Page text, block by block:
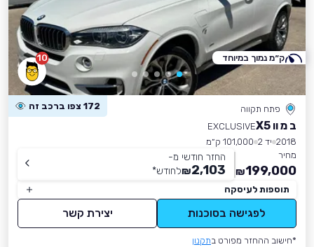
10
פתח תקווה 172 צפו ברכב זה
ב מ וו X5
EXCLUSIVE
2018 יד 2
101,000 ק״מ
מחיר
199,000
₪
החזר חודשי מ-
2,103
₪לחודש*
תוספות לעיסקה
לפגישה בסוכנות יצירת קשר
*חישוב ההחזר מפורט בתקנון
ק״מ נמוך במיוחד